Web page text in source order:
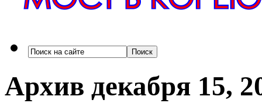
Архив декабря 15,